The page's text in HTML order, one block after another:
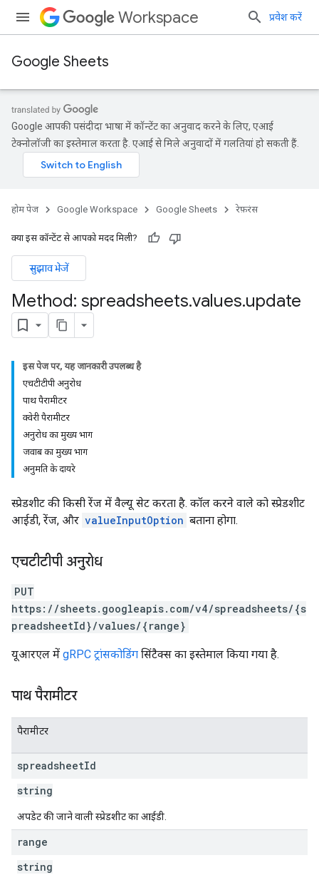
Workspace प्रवेश करें
Google Sheets
Google आपकी पसंदीदा भाषा में कॉन्टेंट का अनुवाद करने के लिए, एआई
टेक्नोलॉजी का इस्तेमाल करता है. एआई से मिले अनुवादों में गलतियां हो सकती हैं.
होम पेज Google Workspace Google Sheets रेफ़रंस
क्या इस कॉन्टेंट से आपको मदद मिली?
सुझाव भेजें
Method: spreadsheets.values.update
इस पेज पर, यह जानकारी उपलब्ध है
एचटीटीपी अनुरोध
पाथ पैरामीटर
क्वेरी पैरामीटर
अनुरोध का मुख्य भाग
जवाब का मुख्य भाग
अनुमति के दायरे
स्प्रेडशीट की किसी रेंज में वैल्यू सेट करता है. कॉल करने वाले को स्प्रेडशीट
आईडी, रेंज, और valueInputOption बताना होगा.
एचटीटीपी अनुरोध
PUT
https://sheets.googleapis.com/v4/spreadsheets/{s
preadsheetId}/values/{range}
यूआरएल में gRPC ट्रांसकोडिंग सिंटैक्स का इस्तेमाल किया गया है.
पाथ पैरामीटर
पैरामीटर
spreadsheetId
string
अपडेट की जाने वाली स्प्रेडशीट का आईडी.
range
string